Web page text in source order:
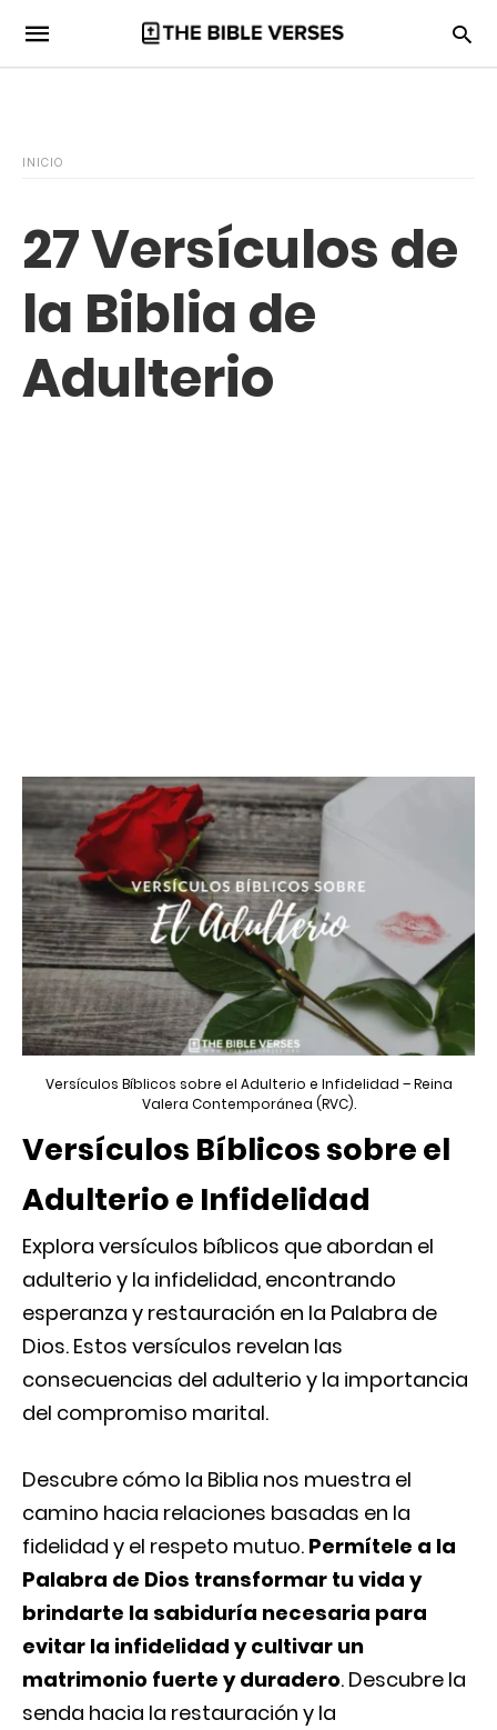
INICIO
27 Versículos de
la Biblia de
Adulterio
Versículos Bíblicos sobre el Adulterio e Infidelidad – Reina
Valera Contemporánea (RVC).
Versículos Bíblicos sobre el
Adulterio e Infidelidad
Explora versículos bíblicos que abordan el
adulterio y la infidelidad, encontrando
esperanza y restauración en la Palabra de
Dios. Estos versículos revelan las
consecuencias del adulterio y la importancia
del compromiso marital.
Descubre cómo la Biblia nos muestra el
camino hacia relaciones basadas en la
fidelidad y el respeto mutuo. Permítele a la
Palabra de Dios transformar tu vida y
brindarte la sabiduría necesaria para
evitar la infidelidad y cultivar un
matrimonio fuerte y duradero. Descubre la
senda hacia la restauración y la